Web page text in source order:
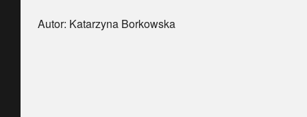
Autor: Katarzyna Borkowska